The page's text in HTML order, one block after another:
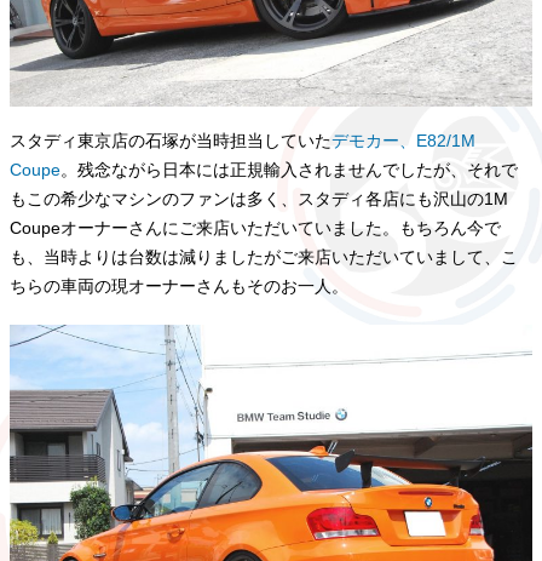
スタディ東京店の石塚が当時担当していたデモカー、E82/1M
Coupe。残念ながら日本には正規輸入されませんでしたが、それで
もこの希少なマシンのファンは多く、スタディ各店にも沢山の1M
Coupeオーナーさんにご来店いただいていました。もちろん今で
も、当時よりは台数は減りましたがご来店いただいていまして、こ
ちらの車両の現オーナーさんもそのお一人。